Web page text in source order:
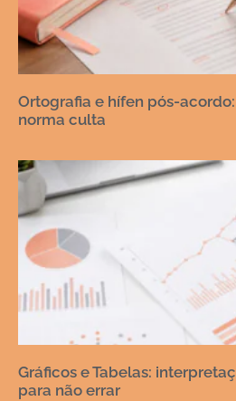
Ortografia e hífen pós-
norma culta
Gráficos e Tabelas:
para não errar